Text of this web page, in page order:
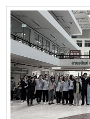
น. ณ ลานอนันต์ ปัญญา
ร่วมบริจาคจะได้ชั่วโมง
วันที่ 7 สิงหาคม 2569
ผ่านเกณฑ์สามารถบริจ